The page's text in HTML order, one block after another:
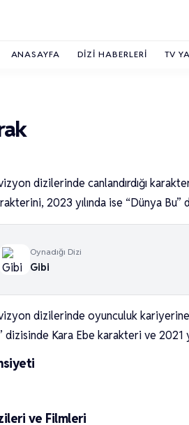
ANASAYFA DIZI HABERLERI TV
dizilerinde canlandırdığı
2023 yılında ise “Dünya
Oynadığı Dizi
Gibi
dizilerinde oyunculuk
dizisinde Kara Ebe karakteri ve
ve Filmleri